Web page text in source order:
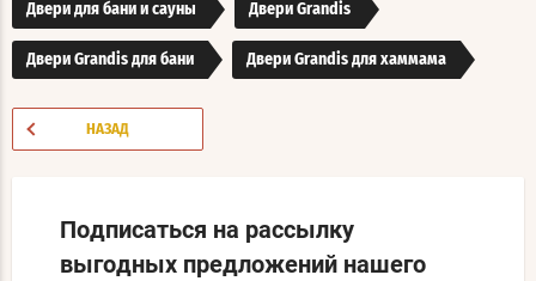
Двери для бани и сауны Двери Grandis
Двери Grandis для бани Двери Grandis для хаммама
НАЗАД
Подписаться на рассылку
выгодных предложений нашего